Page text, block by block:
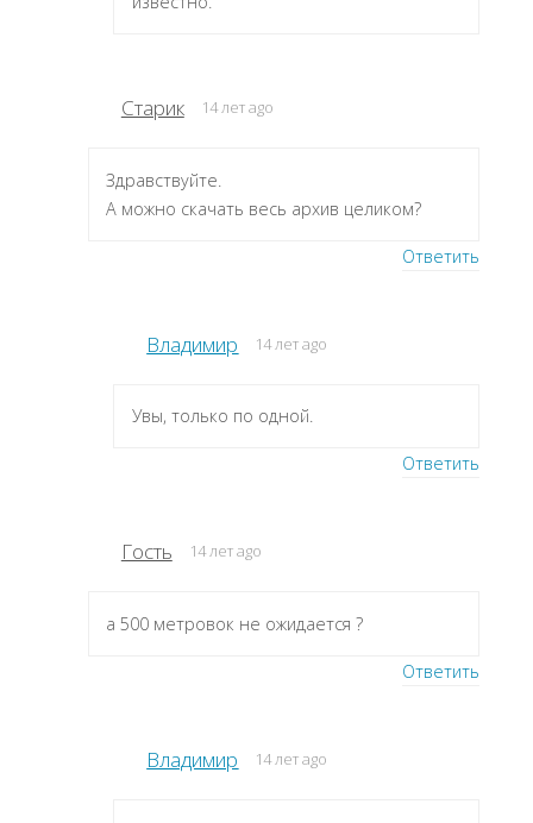
Старик 14 лет ago
Здравствуйте.
А можно скачать весь архив целиком?
Ответить
Владимир 14 лет ago
Увы, только по одной.
Ответить
Гость 14 лет ago
а 500 метровок не ожидается ?
Ответить
Владимир 14 лет ago